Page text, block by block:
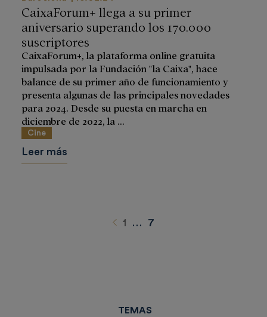
CaixaForum+ llega a su primer
aniversario superando los 170.000
suscriptores
CaixaForum+, la plataforma online gratuita
impulsada por la Fundación "la Caixa", hace
balance de su primer año de funcionamiento y
presenta algunas de las principales novedades
para 2024. Desde su puesta en marcha en
diciembre de 2022, la ...
Cine
Leer más
Anterior
1 … 7
TEMAS